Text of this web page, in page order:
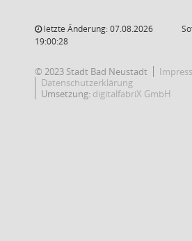
letzte Änderung: 07.08.2026
19:00:28
© 2023 Stadt Bad Neustadt
Datenschutzerklärung
Umsetzung: digitalfabriX GmbH